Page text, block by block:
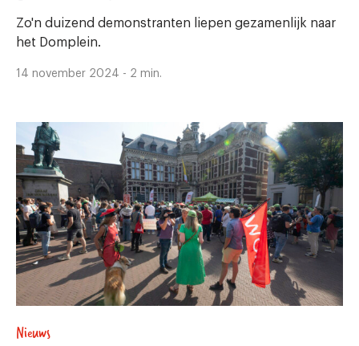
Zo'n duizend demonstranten liepen gezamenlijk naar
het Domplein.
14 november 2024 - 2 min.
Nieuws